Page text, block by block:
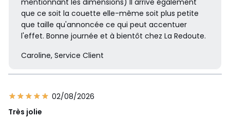
mentionnant les dimensions) Il arrive également
que ce soit la couette elle-même soit plus petite
que taille qu'annoncée ce qui peut accentuer
l'effet. Bonne journée et à bientôt chez La Redoute.
Caroline, Service Client
02/08/2026
Très jolie